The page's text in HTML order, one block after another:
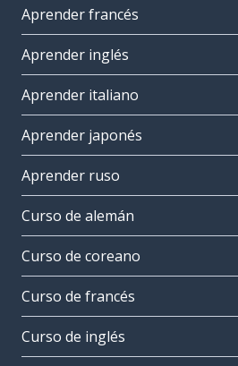
Aprender francés
Aprender inglés
Aprender italiano
Aprender japonés
Aprender ruso
Curso de alemán
Curso de coreano
Curso de francés
Curso de inglés